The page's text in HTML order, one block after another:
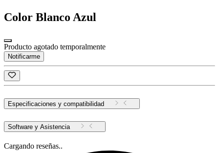
Color Blanco Azul
Producto agotado temporalmente
Notificarme
Especificaciones y compatibilidad
Software y Asistencia
Cargando reseñas..